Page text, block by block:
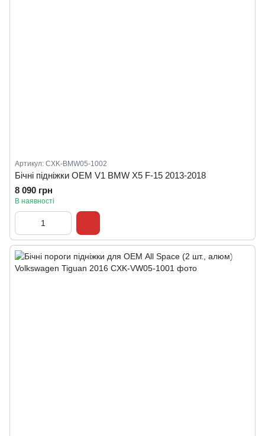
Артикул: CXK-BMW05-1002
Бічні підніжки OEM V1 BMW X5 F-15 2013-2018
8 090 грн
В наявності